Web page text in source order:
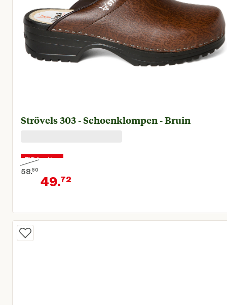
Strövels 303 - Schoenklompen - Bruin
15% korting
58.50
Oorspronkelijke prijs € 58,50
49.72
Huidige prijs € 49,72